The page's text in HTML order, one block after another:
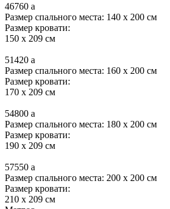
46760 a
Размер спального места: 140 x 200 см
Размер кровати:
150 x 209 см
51420 a
Размер спального места: 160 x 200 см
Размер кровати:
170 x 209 см
54800 a
Размер спального места: 180 x 200 см
Размер кровати:
190 x 209 см
57550 a
Размер спального места: 200 x 200 см
Размер кровати:
210 x 209 см